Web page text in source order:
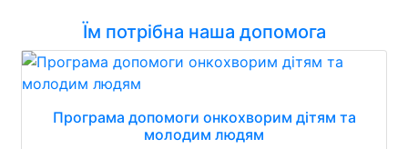
Їм потрібна наша допомога
Програма допомоги онкохворим дітям та
молодим людям